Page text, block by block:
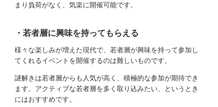
まり負荷がなく、気楽に開催可能です。
・若者層に興味を持ってもらえる
様々な楽しみが増えた現代で、若者層が興味を持って参加し
てくれるイベントを開催するのは難しいものです。
謎解きは若者層からも人気が高く、積極的な参加が期待でき
ます。アクティブな若者層を多く取り込みたい、というとき
にはおすすめです。